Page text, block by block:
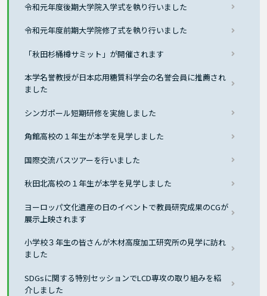
令和元年度後期大学院入学式を執り行いました
令和元年度前期大学院修了式を執り行いました
「秋田杉桶樽サミット」が開催されます
本学名誉教授が日本応用糖質科学会の名誉会員に推薦され
ました
シンガポール短期研修を実施しました
角館高校の１年生が本学を見学しました
国際交流バスツアーを行いました
秋田北高校の１年生が本学を見学しました
ヨーロッパ文化遺産の日のイベントで教員研究成果のCGが
展示上映されます
小学校３年生の皆さんが木材高度加工研究所の見学に訪れ
ました
SDGsに関する特別セッションでLCD専攻の取り組みを紹
介しました